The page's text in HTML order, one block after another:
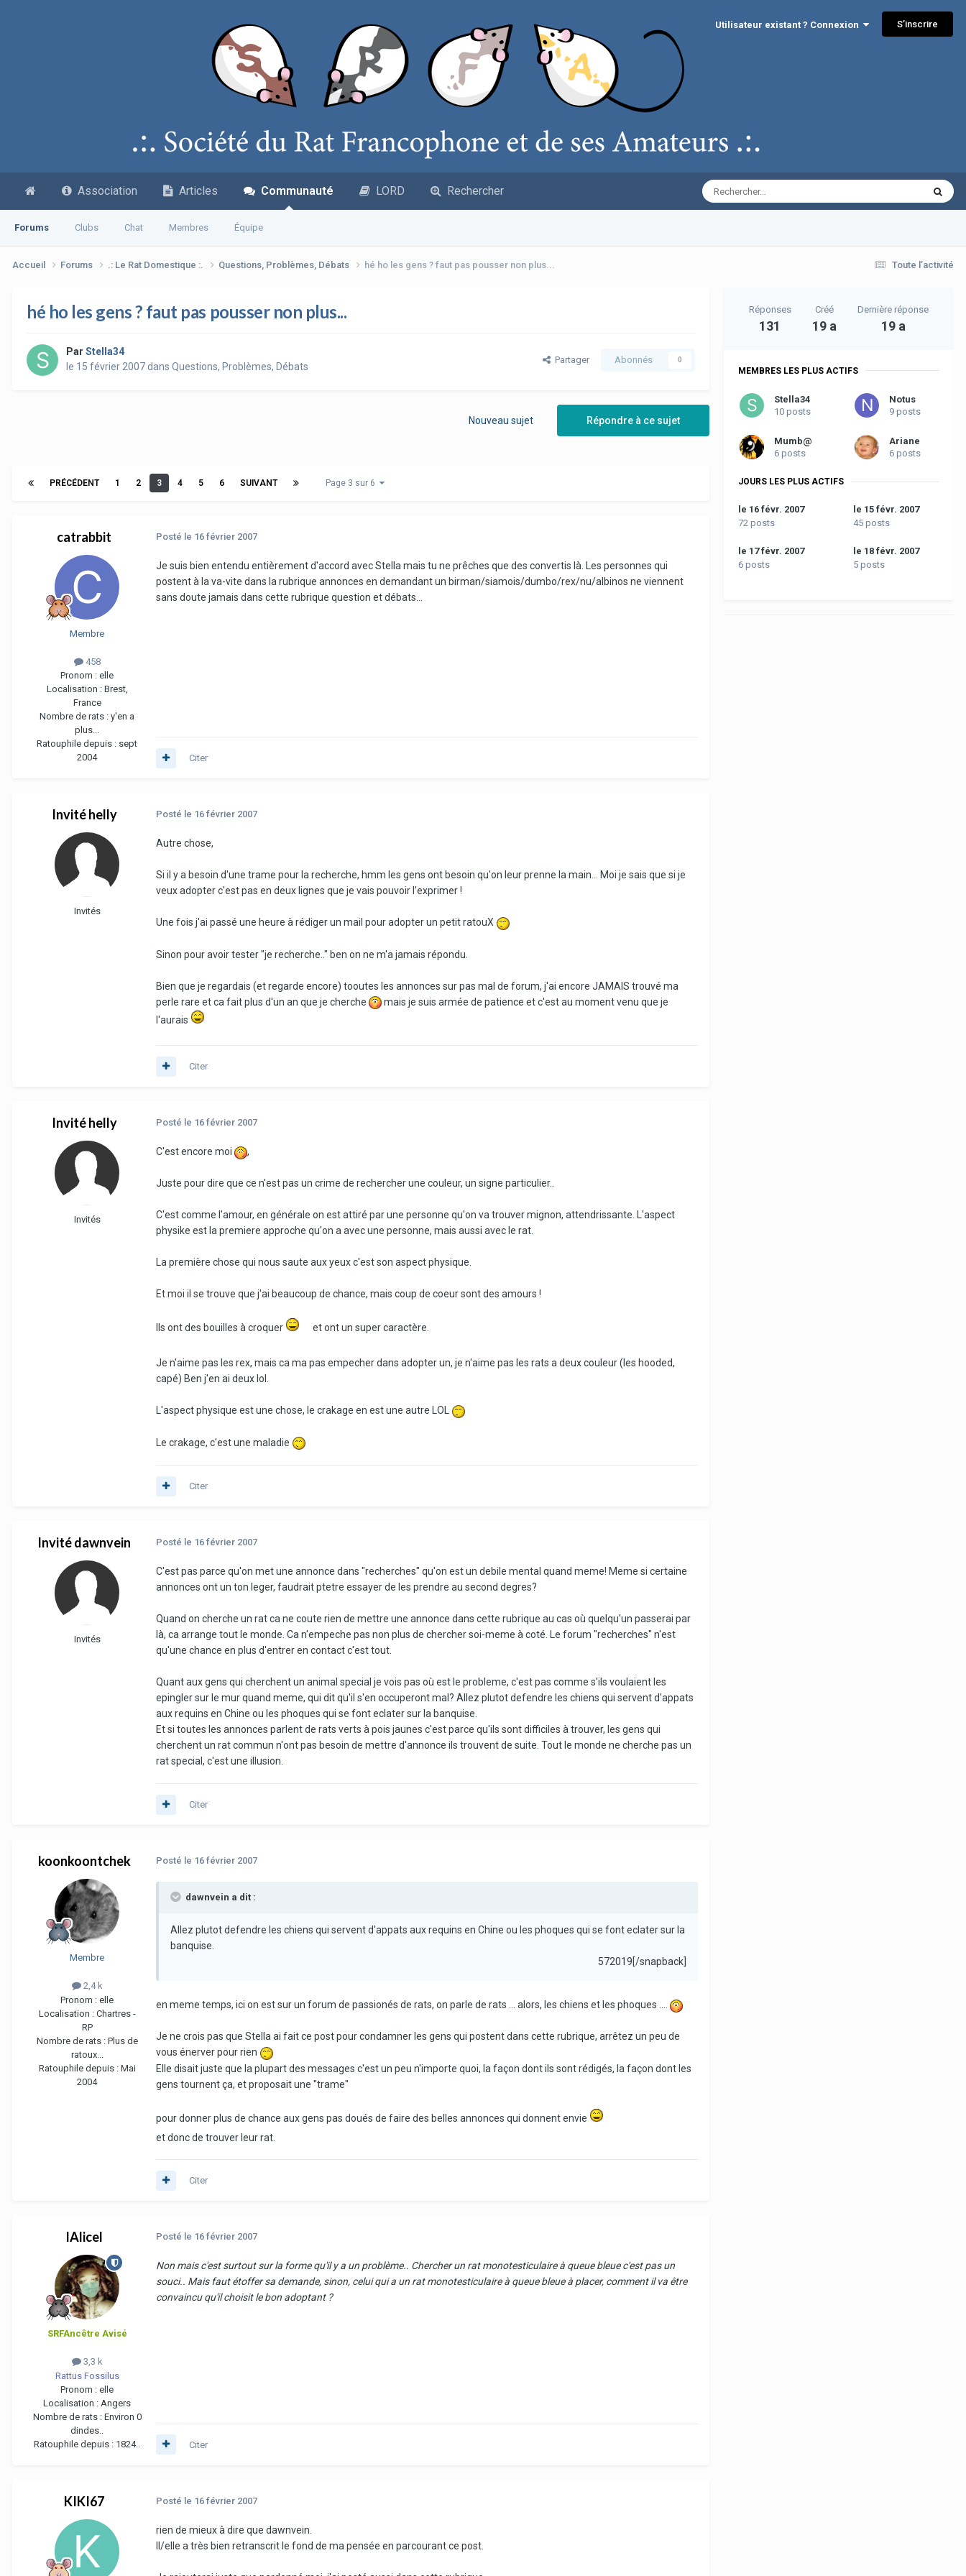
Utilisateur existant ? Connexion S’inscrire
Association Articles Communauté
Forums Clubs Chat Membres Équipe
LORD Rechercher
Toute l’activité
Accueil Forums .: Le Rat Domestique :. Questions, Problèmes, Débats hé ho les gens ? faut pas pousser non plus...
hé ho les gens ? faut pas pousser non plus...
Par Stella34
le 15 février 2007dans Questions, Problèmes, Débats
Partager Abonnés 0
Répondre à ce sujet
Nouveau sujet
PRÉCÉDENT 1 2 3 4 5 6 SUIVANT Page 3 sur 6
catrabbit
Membre
458
Pronom : elle
Localisation : Brest,
France
Nombre de rats : y'en a
plus...
Ratouphile depuis : sept
2004
Posté le 16 février 2007
Je suis bien entendu entièrement d'accord avec Stella mais tu ne prêches que des convertis là. Les personnes qui
postent à la va-vite dans la rubrique annonces en demandant un birman/siamois/dumbo/rex/nu/albinos ne viennent
sans doute jamais dans cette rubrique question et débats...
Citer
Invité helly
Invités
Posté le 16 février 2007
Autre chose,
Si il y a besoin d'une trame pour la recherche, hmm les gens ont besoin qu'on leur prenne la main... Moi je sais que si je
veux adopter c'est pas en deux lignes que je vais pouvoir l'exprimer !
Une fois j'ai passé une heure à rédiger un mail pour adopter un petit ratouX
Sinon pour avoir tester "je recherche.." ben on ne m'a jamais répondu.
Bien que je regardais (et regarde encore) tooutes les annonces sur pas mal de forum, j'ai encore JAMAIS trouvé ma
perle rare et ca fait plus d'un an que je cherche
mais je suis armée de patience et c'est au moment venu que je
l'aurais
Citer
Invité helly
Invités
Posté le 16 février 2007
C'est encore moi ,
Juste pour dire que ce n'est pas un crime de rechercher une couleur, un signe particulier..
C'est comme l'amour, en générale on est attiré par une personne qu'on va trouver mignon, attendrissante. L'aspect
physike est la premiere approche qu'on a avec une personne, mais aussi avec le rat.
La première chose qui nous saute aux yeux c'est son aspect physique.
Et moi il se trouve que j'ai beaucoup de chance, mais coup de coeur sont des amours !
Ils ont des bouilles à croquer et ont un super caractère.
Je n'aime pas les rex, mais ca ma pas empecher dans adopter un, je n'aime pas les rats a deux couleur (les hooded,
capé) Ben j'en ai deux lol.
L'aspect physique est une chose, le crakage en est une autre LOL
Le crakage, c'est une maladie
Citer
Invité dawnvein
Invités
Posté le 16 février 2007
C'est pas parce qu'on met une annonce dans "recherches" qu'on est un debile mental quand meme! Meme si certaine
annonces ont un ton leger, faudrait ptetre essayer de les prendre au second degres?
Quand on cherche un rat ca ne coute rien de mettre une annonce dans cette rubrique au cas où quelqu'un passerai par
là, ca arrange tout le monde. Ca n'empeche pas non plus de chercher soi-meme à coté. Le forum "recherches" n'est
qu'une chance en plus d'entrer en contact c'est tout.
Quant aux gens qui cherchent un animal special je vois pas où est le probleme, c'est pas comme s'ils voulaient les
epingler sur le mur quand meme, qui dit qu'il s'en occuperont mal? Allez plutot defendre les chiens qui servent d'appats
aux requins en Chine ou les phoques qui se font eclater sur la banquise.
Et si toutes les annonces parlent de rats verts à pois jaunes c'est parce qu'ils sont difficiles à trouver, les gens qui
cherchent un rat commun n'ont pas besoin de mettre d'annonce ils trouvent de suite. Tout le monde ne cherche pas un
rat special, c'est une illusion.
Citer
koonkoontchek
Membre
2,4 k
Pronom : elle
Localisation : Chartres -
RP
Nombre de rats : Plus de
ratoux...
Ratouphile depuis : Mai
2004
Posté le 16 février 2007
dawnvein a dit :
Allez plutot defendre les chiens qui servent d'appats aux requins en Chine ou les phoques qui se font eclater sur la
banquise.
572019[/snapback]
en meme temps, ici on est sur un forum de passionés de rats, on parle de rats ... alors, les chiens et les phoques ....
Je ne crois pas que Stella ai fait ce post pour condamner les gens qui postent dans cette rubrique, arrêtez un peu de
vous énerver pour rien
Elle disait juste que la plupart des messages c'est un peu n'importe quoi, la façon dont ils sont rédigés, la façon dont les
gens tournent ça, et proposait une "trame"
pour donner plus de chance aux gens pas doués de faire des belles annonces qui donnent envie
et donc de trouver leur rat.
Citer
lAlicel
SRFAncêtre Avisé
3,3 k
Rattus Fossilus
Pronom : elle
Localisation : Angers
Nombre de rats : Environ 0
dindes..
Ratouphile depuis : 1824..
Posté le 16 février 2007
Non mais c'est surtout sur la forme qu'il y a un problème.. Chercher un rat monotesticulaire à queue bleue c'est pas un
souci.. Mais faut étoffer sa demande, sinon, celui qui a un rat monotesticulaire à queue bleue à placer, comment il va être
convaincu qu'il choisit le bon adoptant ?
Citer
KIKI67 Posté le 16 février 2007
rien de mieux à dire que dawnvein.
Il/elle a très bien retranscrit le fond de ma pensée en parcourant ce post.
Réponses
131
Créé
19 a
Dernière réponse
19 a
MEMBRES LES PLUS ACTIFS
Stella34
10 posts
Notus
9 posts
Mumb@
6 posts
Ariane
6 posts
JOURS LES PLUS ACTIFS
le 16 févr. 2007
72 posts
le 15 févr. 2007
45 posts
le 17 févr. 2007
6 posts
le 18 févr. 2007
5 posts